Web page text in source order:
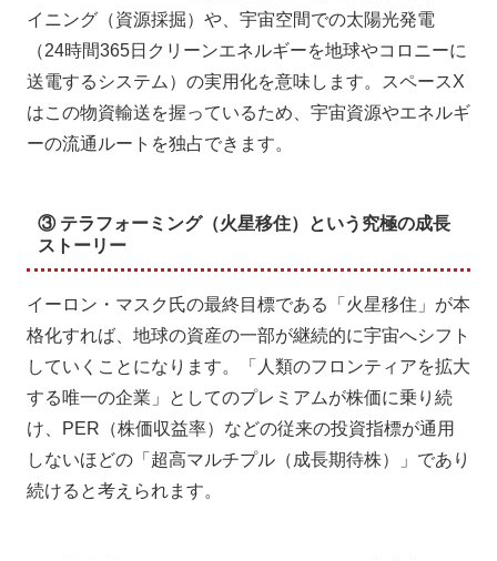
イニング（資源採掘）や、宇宙空間での太陽光発電
（24時間365日クリーンエネルギーを地球やコロニーに
送電するシステム）の実用化を意味します。スペースX
はこの物資輸送を握っているため、宇宙資源やエネルギ
ーの流通ルートを独占できます。
③ テラフォーミング（火星移住）という究極の成長
ストーリー
イーロン・マスク氏の最終目標である「火星移住」が本
格化すれば、地球の資産の一部が継続的に宇宙へシフト
していくことになります。「人類のフロンティアを拡大
する唯一の企業」としてのプレミアムが株価に乗り続
け、PER（株価収益率）などの従来の投資指標が通用
しないほどの「超高マルチプル（成長期待株）」であり
続けると考えられます。